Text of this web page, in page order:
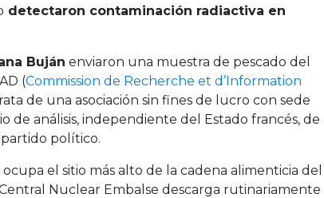
detectaron contaminación radiactiva en
Buján enviaron una muestra de pescado del
(Commission de Recherche et d’Information
de una asociación sin fines de lucro con sede
de análisis, independiente del Estado francés, de
político.
el sitio más alto de la cadena alimenticia del
Nuclear Embalse descarga rutinariamente